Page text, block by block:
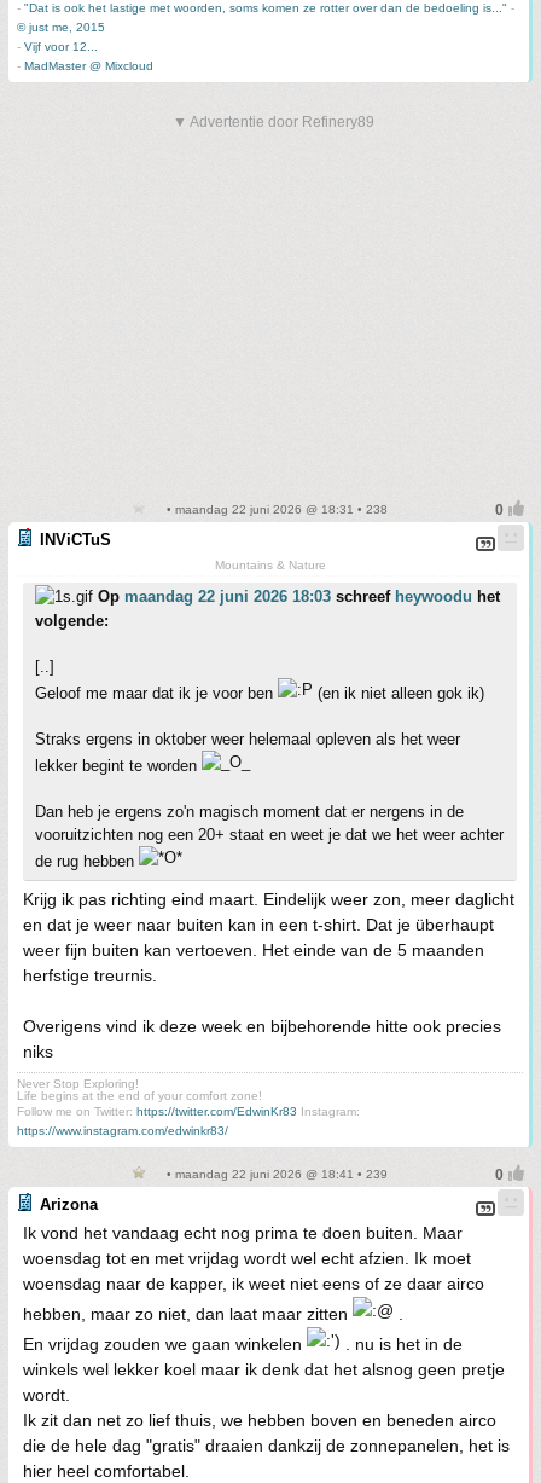
- "Dat is ook het lastige met woorden, soms komen ze rotter over dan de bedoeling is..." -
© just me, 2015
- Vijf voor 12...
- MadMaster @ Mixcloud
▼ Advertentie door Refinery89
• maandag 22 juni 2026 @ 18:31 • 238
INViCTuS
Mountains & Nature
Op maandag 22 juni 2026 18:03 schreef heywoodu het
volgende:
[..]
Geloof me maar dat ik je voor ben
(en ik niet alleen gok ik)
Straks ergens in oktober weer helemaal opleven als het weer
lekker begint te worden
Dan heb je ergens zo'n magisch moment dat er nergens in de
vooruitzichten nog een 20+ staat en weet je dat we het weer achter
de rug hebben
Krijg ik pas richting eind maart. Eindelijk weer zon, meer daglicht
en dat je weer naar buiten kan in een t-shirt. Dat je überhaupt
weer fijn buiten kan vertoeven. Het einde van de 5 maanden
herfstige treurnis.
Overigens vind ik deze week en bijbehorende hitte ook precies
niks
Never Stop Exploring!
Life begins at the end of your comfort zone!
Follow me on Twitter: https://twitter.com/EdwinKr83 Instagram:
https://www.instagram.com/edwinkr83/
• maandag 22 juni 2026 @ 18:41 • 239
Arizona
Ik vond het vandaag echt nog prima te doen buiten. Maar
woensdag tot en met vrijdag wordt wel echt afzien. Ik moet
woensdag naar de kapper, ik weet niet eens of ze daar airco
hebben, maar zo niet, dan laat maar zitten
.
En vrijdag zouden we gaan winkelen
. nu is het in de
winkels wel lekker koel maar ik denk dat het alsnog geen pretje
wordt.
Ik zit dan net zo lief thuis, we hebben boven en beneden airco
die de hele dag "gratis" draaien dankzij de zonnepanelen, het is
hier heel comfortabel.